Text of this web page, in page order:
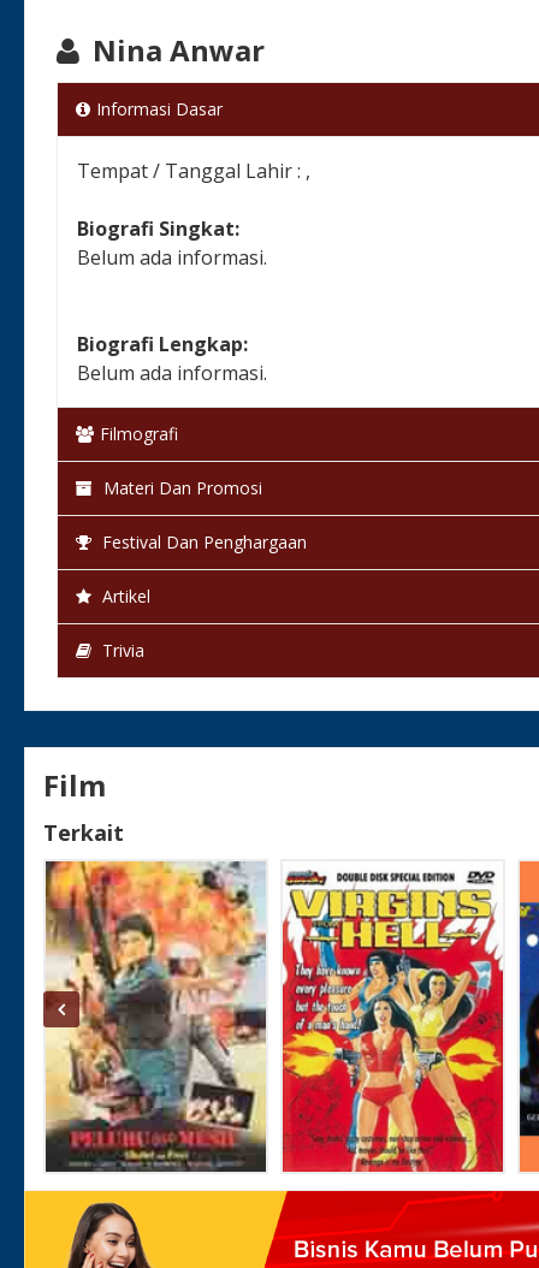
Nina Anwar
Informasi Dasar
Tempat / Tanggal Lahir : ,
Biografi Singkat:
Belum ada informasi.
Biografi Lengkap:
Belum ada informasi.
Filmografi
Materi Dan Promosi
Festival Dan Penghargaan
Artikel
Trivia
Film
Terkait